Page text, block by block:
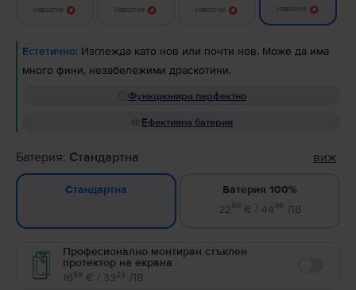
Известие Известие Известие Известие
Естетично: Изглежда като нов или почти нов. Може да има
много фини, незабележими драскотини.
Функционира перфектно
Ефективна батерия
Батерия: Стандартна виж
Стандартна
Батерия 100%
2299€ / 4496ЛВ
Професионално монтиран стъклен
протектор на екрана
1699 € / 3323 ЛВ